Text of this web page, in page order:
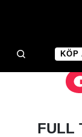
KÖP
FULL